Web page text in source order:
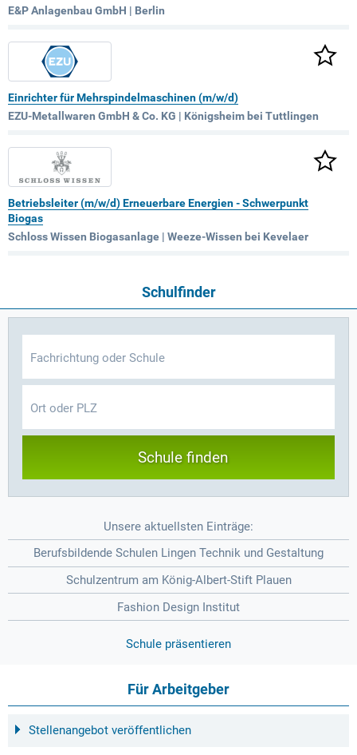
E&P Anlagenbau GmbH | Berlin
Einrichter für Mehrspindelmaschinen (m/w/d)
EZU-Metallwaren GmbH & Co. KG | Königsheim bei Tuttlingen
Betriebsleiter (m/w/d) Erneuerbare Energien - Schwerpunkt
Biogas
Schloss Wissen Biogasanlage | Weeze-Wissen bei Kevelaer
Schulfinder
Schule finden
Unsere aktuellsten Einträge:
Berufsbildende Schulen Lingen Technik und Gestaltung
Schulzentrum am König-Albert-Stift Plauen
Fashion Design Institut
Schule präsentieren
Für Arbeitgeber
Stellenangebot veröffentlichen